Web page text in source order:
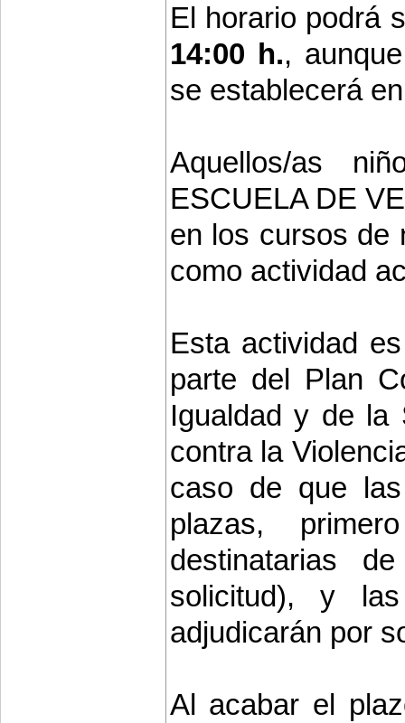
El horario podrá
14:00 h.,
se establecerá
Aquellos/as
ESCUELA DE
en los cursos de
como actividad
Esta actividad
parte del Plan
Igualdad y de la
contra la
caso de que
plazas,
destinatarias
solicitud), y
adjudicarán por
Al acabar el